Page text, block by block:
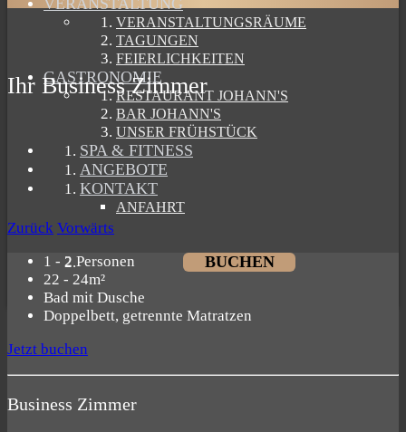
VERANSTALTUNG
VERANSTALTUNGSRÄUME
TAGUNGEN
FEIERLICHKEITEN
GASTRONOMIE
RESTAURANT JOHANN'S
BAR JOHANN'S
UNSER FRÜHSTÜCK
SPA & FITNESS
ANGEBOTE
KONTAKT
ANFAHRT
BUCHEN
Ihr Business Zimmer
Zurück Vorwärts
1 - 2 Personen
22 - 24m²
Bad mit Dusche
Doppelbett, getrennte Matratzen
Jetzt buchen
Business Zimmer